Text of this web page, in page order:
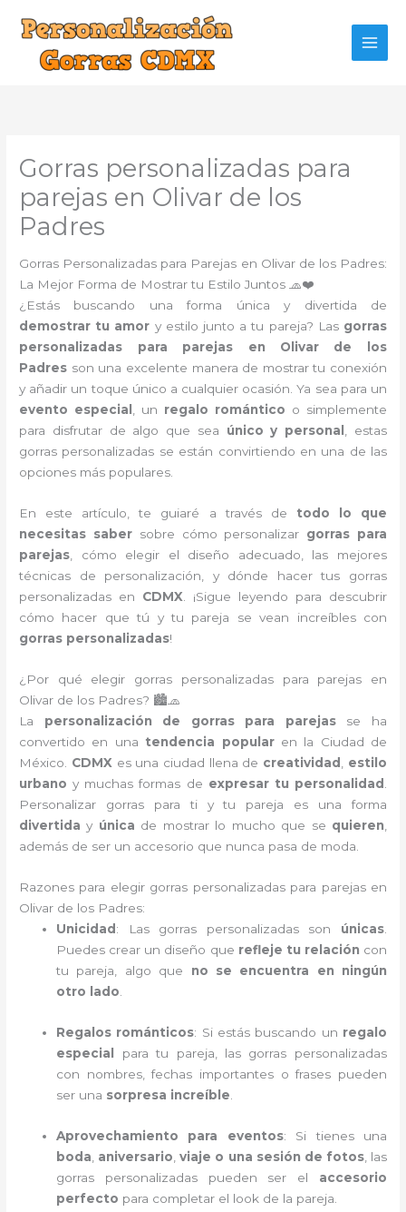
contenido
Gorras personalizadas para
parejas en Olivar de los
Padres
Gorras Personalizadas para Parejas en Olivar de los Padres:
La Mejor Forma de Mostrar tu Estilo Juntos 🧢❤️
¿Estás buscando una forma única y divertida de
demostrar tu amor y estilo junto a tu pareja? Las gorras
personalizadas para parejas en Olivar de los
Padres son una excelente manera de mostrar tu conexión
y añadir un toque único a cualquier ocasión. Ya sea para un
evento especial , un regalo romántico o simplemente
para disfrutar de algo que sea único y personal , estas
gorras personalizadas se están convirtiendo en una de las
opciones más populares.
En este artículo, te guiaré a través de todo lo que
necesitas sabersobre cómo personalizar gorras para
parejas , cómo elegir el diseño adecuado, las mejores
técnicas de personalización, y dónde hacer tus gorras
personalizadas en CDMX . ¡Sigue leyendo para descubrir
cómo hacer que tú y tu pareja se vean increíbles con
gorras personalizadas!
¿Por qué elegir gorras personalizadas para parejas en
Olivar de los Padres? 🏙️🧢
La personalización de gorras para parejasse ha
convertido en una tendencia popularen la Ciudad de
México. CDMX es una ciudad llena de creatividad
estilo
urbano y muchas formas de expresar tu personalidad
Personalizar gorras para ti y tu pareja es una forma
divertida y única de mostrar lo mucho que se quieren
además de ser un accesorio que nunca pasa de moda.
Razones para elegir gorras personalizadas para parejas en
Olivar de los Padres:
Unicidad : Las gorras personalizadas son únicas.
Puedes crear un diseño que refleje tu relación con
tu pareja, algo que no se encuentra en ningún
otro lado
Regalos románticos: Si estás buscando un regalo
especial
para tu pareja, las gorras personalizadas
con nombres, fechas importantes o frases pueden
ser una sorpresa increíble
Aprovechamiento para eventos: Si tienes una
boda aniversario ,viaje o una sesión de fotos, las
gorras personalizadas pueden ser el accesorio
perfecto para completar el look de la pareja.